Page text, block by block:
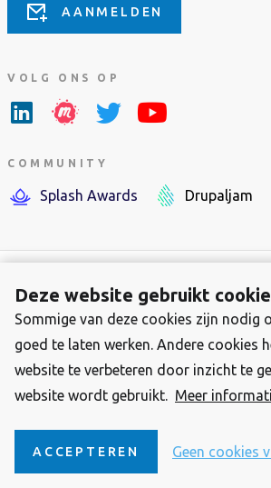
AANMELDEN
VOLG ONS OP
COMMUNITY
Splash Awards Drupaljam
Footer-
menu
Over Stichting Drupal Nederland
Contact
Privacy Statement
2025 Stichting Drupal Nederland, KVK 34384120
Drupal is een geregistreerd
trademark van
Deze website gebruikt
Sommige van deze cookies zijn nodig
goed te laten werken. Andere cookies
website te verbeteren door inzicht te
website wordt gebruikt. Meer
ACCEPTEREN Geen cookies